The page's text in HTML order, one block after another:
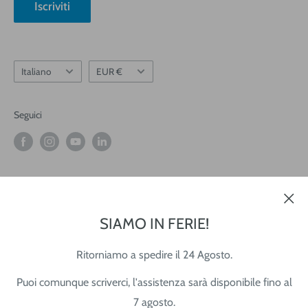
SIAMO IN FERIE!
Ritorniamo a spedire il 24 Agosto.
Puoi comunque scriverci, l'assistenza sarà disponibile fino al
7 agosto.
Informativa Newsletter
Iscriviti
Lingua
Italiano Valuta
EUR €
Seguici
© 2026 Tecnista